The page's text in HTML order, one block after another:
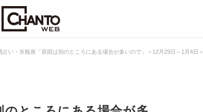
占い・水瓶座「原因は別のところにある場合が多いので」＜12月29日～1月4日＞